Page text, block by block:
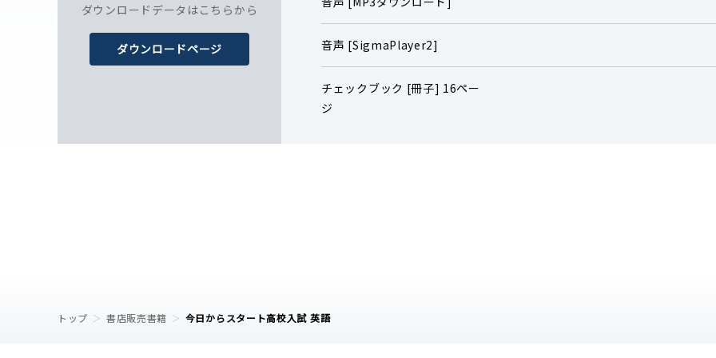
ダウンロードデータはこちらから
ダウンロードページ 音声 [SigmaPlayer2]
チェックブック [冊子] 16ペー
ジ
トップ 書店販売書籍 今日からスタート高校入試 英語